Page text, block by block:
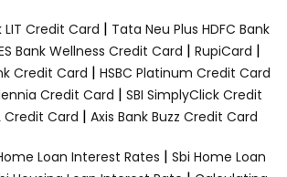
LIT Credit Card | Tata Neu Plus HDFC Bank
Bank Wellness Credit Card | RupiCard |
Credit Card | HSBC Platinum Credit Card
Credit Card | SBI SimplyClick Credit
Credit Card | Axis Bank Buzz Credit Card
Loan Interest Rates | Sbi Home Loan